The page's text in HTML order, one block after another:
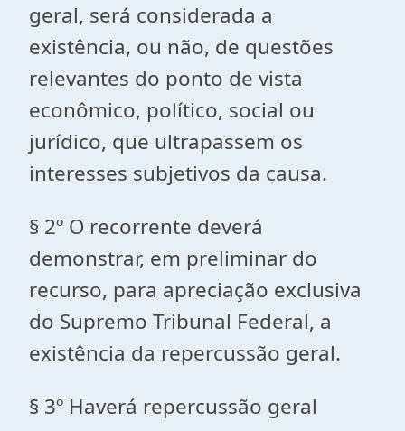
geral, será considerada a
existência, ou não, de questões
relevantes do ponto de vista
econômico, político, social ou
jurídico, que ultrapassem os
interesses subjetivos da causa.
§ 2º O recorrente deverá
demonstrar, em preliminar do
recurso, para apreciação exclusiva
do Supremo Tribunal Federal, a
existência da repercussão geral.
§ 3º Haverá repercussão geral